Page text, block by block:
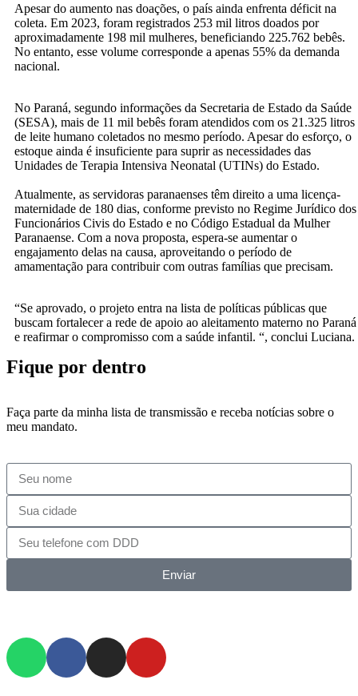
Apesar do aumento nas doações, o país ainda enfrenta déficit na
coleta. Em 2023, foram registrados 253 mil litros doados por
aproximadamente 198 mil mulheres, beneficiando 225.762 bebês.
No entanto, esse volume corresponde a apenas 55% da demanda
nacional.
No Paraná, segundo informações da Secretaria de Estado da Saúde
(SESA), mais de 11 mil bebês foram atendidos com os 21.325 litros
de leite humano coletados no mesmo período. Apesar do esforço, o
estoque ainda é insuficiente para suprir as necessidades das
Unidades de Terapia Intensiva Neonatal (UTINs) do Estado.
Atualmente, as servidoras paranaenses têm direito a uma licença-
maternidade de 180 dias, conforme previsto no Regime Jurídico dos
Funcionários Civis do Estado e no Código Estadual da Mulher
Paranaense. Com a nova proposta, espera-se aumentar o
engajamento delas na causa, aproveitando o período de
amamentação para contribuir com outras famílias que precisam.
“Se aprovado, o projeto entra na lista de políticas públicas que
buscam fortalecer a rede de apoio ao aleitamento materno no Paraná
e reafirmar o compromisso com a saúde infantil. “, conclui Luciana.
Fique por dentro
Faça parte da minha lista de transmissão e receba notícias sobre o
meu mandato.
Enviar